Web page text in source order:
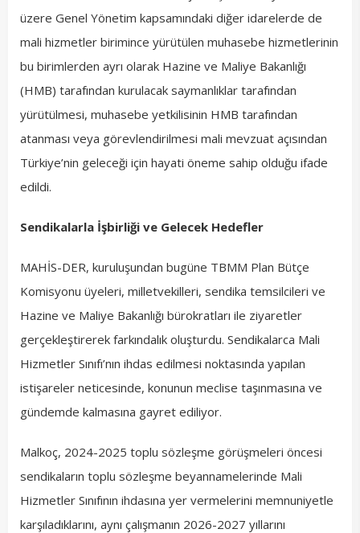
üzere Genel Yönetim kapsamındaki diğer idarelerde de
mali hizmetler birimince yürütülen muhasebe hizmetlerinin
bu birimlerden ayrı olarak Hazine ve Maliye Bakanlığı
(HMB) tarafından kurulacak saymanlıklar tarafından
yürütülmesi, muhasebe yetkilisinin HMB tarafından
atanması veya görevlendirilmesi mali mevzuat açısından
Türkiye’nin geleceği için hayati öneme sahip olduğu ifade
edildi.
Sendikalarla İşbirliği ve Gelecek Hedefler
MAHİS-DER, kuruluşundan bugüne TBMM Plan Bütçe
Komisyonu üyeleri, milletvekilleri, sendika temsilcileri ve
Hazine ve Maliye Bakanlığı bürokratları ile ziyaretler
gerçekleştirerek farkındalık oluşturdu. Sendikalarca Mali
Hizmetler Sınıfı’nın ihdas edilmesi noktasında yapılan
istişareler neticesinde, konunun meclise taşınmasına ve
gündemde kalmasına gayret ediliyor.
Malkoç, 2024-2025 toplu sözleşme görüşmeleri öncesi
sendikaların toplu sözleşme beyannamelerinde Mali
Hizmetler Sınıfının ihdasına yer vermelerini memnuniyetle
karşıladıklarını, aynı çalışmanın 2026-2027 yıllarını